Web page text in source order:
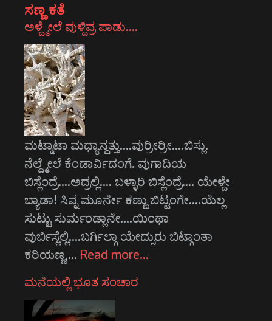
ಸಣ್ಣ ಕತೆ
ಅಳ್ದ್ಮೇಲೆ ವುಳ್ದಿವ್ರ ಪಾಡು….
ಮಟ್ಮಾಟಾ ಮಧ್ಯಾನ್ದತ್ತು....ವುರ್ರೀರ್ರೀ....ಬಿಸ್ಲು.
ನೆಲ್ದ್ಮೇಲೆ ಕೆಂಡಾರ್ವಿದಂಗೆ. ವುಗಾದಿಯ
ಬಿಸ್ಲೆಂದ್ರೆ....ಅದ್ರಲ್ಲಿ.... ಬಳ್ಳಾರಿ ಬಿಸ್ಲೆಂದ್ರೆ.... ಯೇಳ್ದೇ
ಬ್ಯಾಡಾ! ಸಿವ್ನ ಮೂರ್ನೇ ಕಣ್ಣು ಬಿಟ್ಟಂಗೇ....ಯೆಲ್ಲ
ಸುಟ್ಟು ಸುರ್ಮಂಡ್ಲಾನೇ....ಯಿಂಥಾ
ವುರ್ಬಿಸ್ಲೆಲ್ಲಿ....ಬರ್ಗಿಲ್ಗಾ ಯೇದ್ಸುರು ಬಿಟ್ಗಾಂತಾ
ಕರಿಯಣ್ಣ,… Read more…
ಮನೆಯಲ್ಲಿ ಭೂತ ಸಂಚಾರ